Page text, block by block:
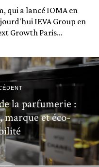
qui a lancé IOMA en
IEVA Group en
Growth Paris...
la parfumerie :
marque et éco-